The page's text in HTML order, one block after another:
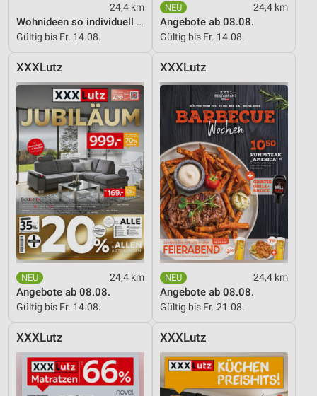
24,4 km
Wohnideen so individuell wie du!
Gültig bis Fr. 14.08.
24,4 km
Angebote ab 08.08.
Gültig bis Fr. 14.08.
XXXLutz
24,4 km
Angebote ab 08.08.
Gültig bis Fr. 14.08.
XXXLutz
24,4 km
Angebote ab 08.08.
Gültig bis Fr. 21.08.
XXXLutz XXXLutz